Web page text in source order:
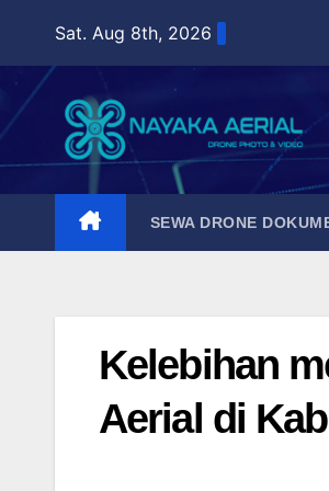
content
Sat. Aug 8th, 2026
SEWA DRONE
Kelebihan
Aerial di